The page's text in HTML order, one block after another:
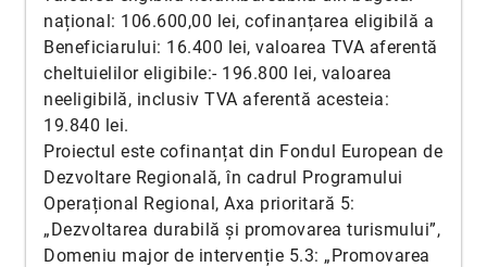
național: 106.600,00 lei, cofinanțarea eligibilă a
Beneficiarului: 16.400 lei, valoarea TVA aferentă
cheltuielilor eligibile:- 196.800 lei, valoarea
neeligibilă, inclusiv TVA aferentă acesteia:
19.840 lei.
Proiectul este cofinanțat din Fondul European de
Dezvoltare Regională, în cadrul Programului
Operațional Regional, Axa prioritară 5:
„Dezvoltarea durabilă și promovarea turismului”,
Domeniu major de intervenție 5.3: „Promovarea